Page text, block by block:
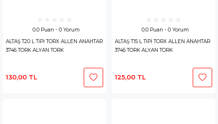
0.0 Puan - 0 Yorum
ALTAŞ T20 L TİPİ TORX ALLEN ANAHTAR
3746 TORK ALYAN TORK
130,00 TL
0.0 Puan - 0 Yorum
ALTAŞ T15 L TİPİ TORX ALLEN ANAHTAR
3746 TORK ALYAN TORK
125,00 TL